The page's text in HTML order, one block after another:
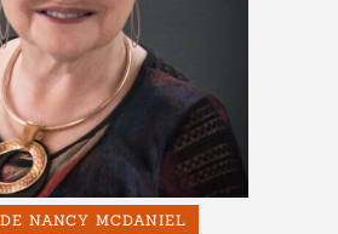
NANCY MCDANIEL